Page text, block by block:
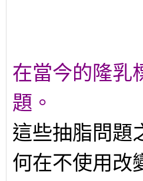
在當今的隆乳
題。
這些抽脂問題
何在不使用改